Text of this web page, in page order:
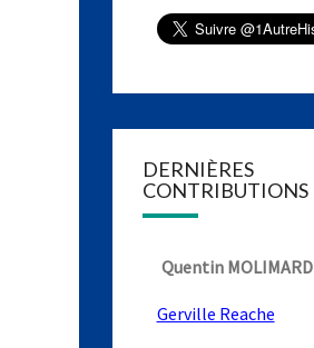
DERNIÈRES
CONTRIBUTIONS
Quentin MOLIMARD
Gerville Reache